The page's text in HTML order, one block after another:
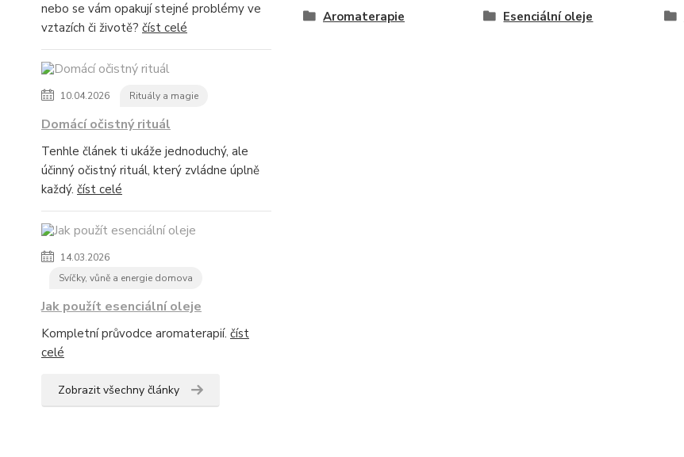
nebo se vám opakují stejné problémy ve
vztazích či životě? číst celé
10.04.2026 Rituály a magie
Domácí očistný rituál
Tenhle článek ti ukáže jednoduchý, ale
účinný očistný rituál, který zvládne úplně
každý. číst celé
14.03.2026
Svíčky, vůně a energie domova
Jak použít esenciální oleje
Kompletní průvodce aromaterapií. číst
celé
Zobrazit všechny články
Aromaterapie Esenciální oleje